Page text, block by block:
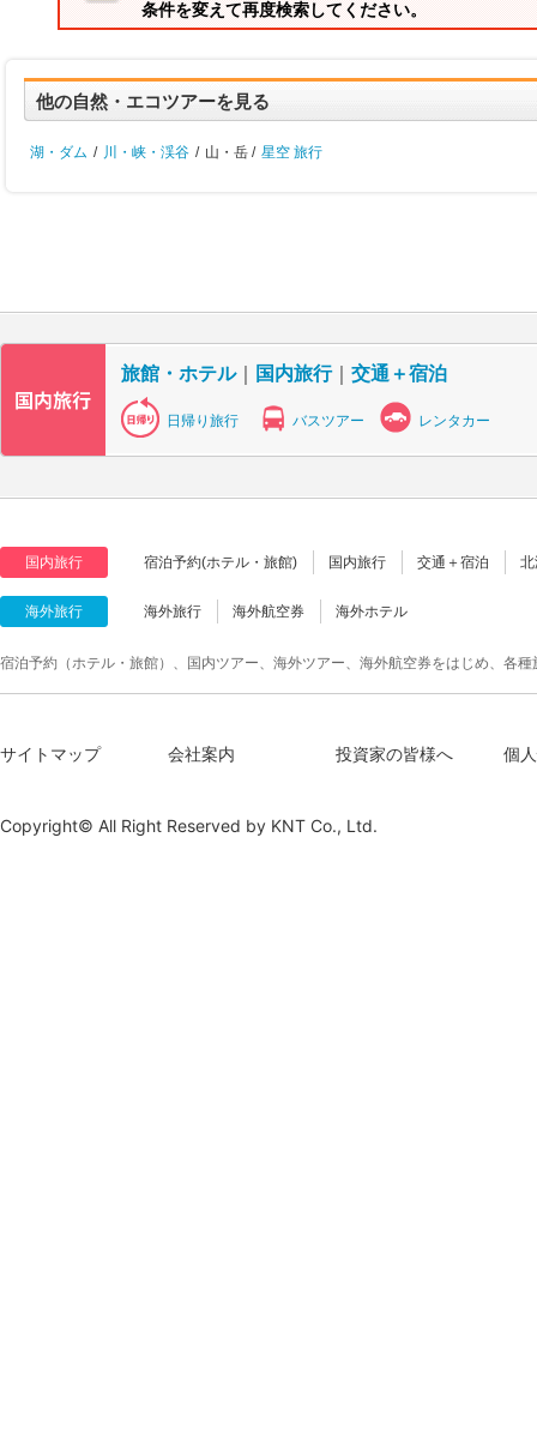
条件を変えて再度検索してください。
他の自然・エコツアーを見る
湖・ダム / 川・峡・渓谷 / 山・岳 / 星空 旅行
旅館・ホテル｜ 国内旅行｜ 交通＋宿泊
日帰り旅行 バスツアー レンタカー
国内旅行 宿泊予約(ホテル・旅館) 国内旅行 交通＋宿泊
海外旅行 海外旅行 海外航空券 海外ホテル
宿泊予約（ホテル・旅館）、国内ツアー、海外ツアー、海外航空券をはじめ、各
サイトマップ 会社案内 投資家の皆様へ 個
Copyright© All Right Reserved by KNT Co., Ltd.